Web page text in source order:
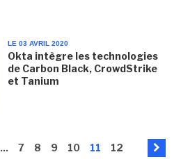
LE 03 AVRIL 2020
Okta intègre les technologies
de Carbon Black, CrowdStrike
et Tanium
... 7 8 9 10 11 12